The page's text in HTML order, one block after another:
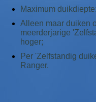
Maximum
Alleen maar duiken
meerderjarige
hoger;
Per 'Zelfstandig
Ranger.